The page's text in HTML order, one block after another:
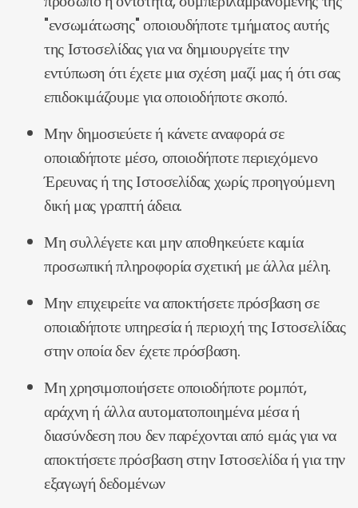
"ενσωμάτωσης" οποιουδήποτε τμήματος αυτής
της Ιστοσελίδας για να δημιουργείτε την
εντύπωση ότι έχετε μια σχέση μαζί μας ή ότι σας
επιδοκιμάζουμε για οποιοδήποτε σκοπό.
Μην δημοσιεύετε ή κάνετε αναφορά σε
οποιαδήποτε μέσο, οποιοδήποτε περιεχόμενο
Έρευνας ή της Ιστοσελίδας χωρίς προηγούμενη
δική μας γραπτή άδεια.
Μη συλλέγετε και μην αποθηκεύετε καμία
προσωπική πληροφορία σχετική με άλλα μέλη.
Μην επιχειρείτε να αποκτήσετε πρόσβαση σε
οποιαδήποτε υπηρεσία ή περιοχή της Ιστοσελίδας
στην οποία δεν έχετε πρόσβαση.
Μη χρησιμοποιήσετε οποιοδήποτε ρομπότ,
αράχνη ή άλλα αυτοματοποιημένα μέσα ή
διασύνδεση που δεν παρέχονται από εμάς για να
αποκτήσετε πρόσβαση στην Ιστοσελίδα ή για την
εξαγωγή δεδομένων